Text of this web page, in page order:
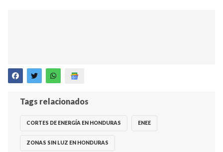
Tags relacionados
CORTES DE ENERGÍA EN HONDURAS ENEE
ZONAS SIN LUZ EN HONDURAS